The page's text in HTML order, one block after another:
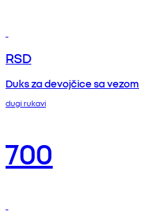
RSD
Duks za devojčice sa vezom
dugi rukavi
700